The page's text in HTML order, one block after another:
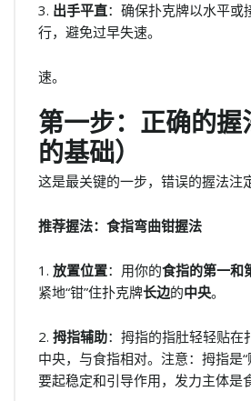
3. 出手平直：确保扑克牌以水平或
行，避免过早失速。
速。
第一步：正确的握
的基础）
这是最关键的一步，错误的握法注
推荐握法：食指弯曲钳握法
1. 放置位置：用你的食指的第一和
紧地“钳”住扑克牌长边的中央。
2. 拇指辅助：拇指的指肚轻轻贴在
中央，与食指相对。注意：拇指是“
要起稳定和引导作用，发力主体是